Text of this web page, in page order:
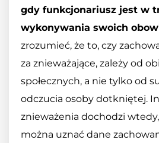
gdy funkcjonariusz jest w
wykonywania swoich
zrozumieć, że to, czy
za znieważające, zależy od
społecznych, a nie tylko od
odczucia osoby dotkniętej.
znieważenia dochodzi
można uznać dane